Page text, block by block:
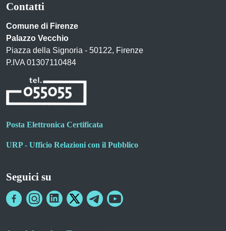
Contatti
Comune di Firenze
Palazzo Vecchio
Piazza della Signoria - 50122, Firenze
P.IVA 01307110484
Posta Elettronica Certificata
URP - Ufficio Relazioni con il Pubblico
Seguici su